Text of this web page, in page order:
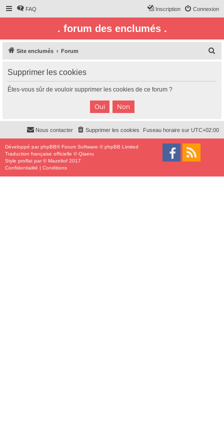
FAQ Connexion
Inscription
. forum des enclumés .
Site enclumés Forum
c
Supprimer les cookies
Êtes-vous sûr de vouloir supprimer les cookies de ce forum ?
Fuseau horaire sur UTC+02:00
Supprimer les cookies
Nous contacter
Développé par phpBB® Forum Software © phpBB Limited
Traduction française officielle ©Qiaeru
Style proflat par ©Mazeltof 2017
Confidentialité | Conditions